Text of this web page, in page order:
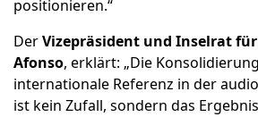
positionieren.“
DerVizepräsident und Inselrat
Afonso, erklärt: „Die
internationale Referenz in der
ist kein Zufall, sondern das